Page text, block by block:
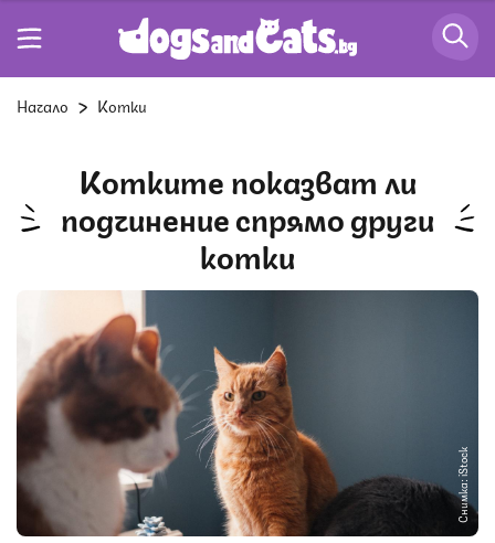
Начало Котки
Котките показват ли
подчинение спрямо други
котки
Снимка: iStock